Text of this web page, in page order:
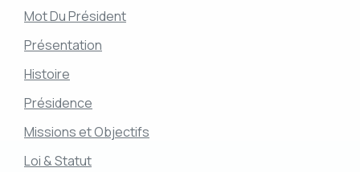
Mot Du Président
Présentation
Histoire
Présidence
Missions et Objectifs
Loi & Statut